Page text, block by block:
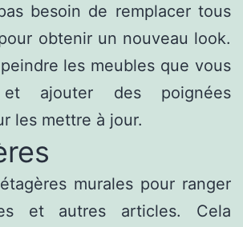
besoin de remplacer tous
obtenir un nouveau look.
les meubles que vous
ajouter des poignées
les mettre à jour.
murales pour ranger
et autres articles. Cela